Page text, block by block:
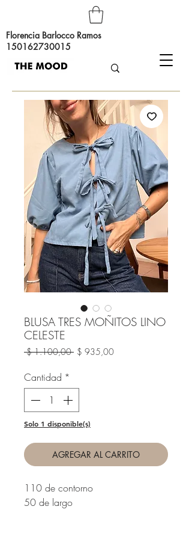
Florencia Barlocco Ramos
150162730015
BLUSA TRES MOÑITOS LINO
CELESTE
$ 1.100,00 Precio
$ 935,00Precio
Cantidad *
Solo 1 disponible(s)
AGREGAR AL CARRITO
110 de contorno
50 de largo